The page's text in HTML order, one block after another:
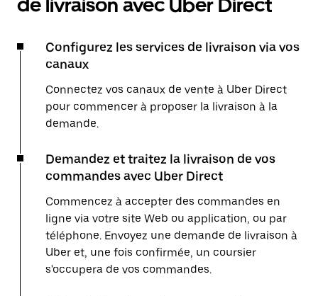
de livraison avec Uber Direct
Configurez les services de livraison via vos
canaux
Connectez vos canaux de vente à Uber Direct
pour commencer à proposer la livraison à la
demande.
Demandez et traitez la livraison de vos
commandes avec Uber Direct
Commencez à accepter des commandes en
ligne via votre site Web ou application, ou par
téléphone. Envoyez une demande de livraison à
Uber et, une fois confirmée, un coursier
s'occupera de vos commandes.